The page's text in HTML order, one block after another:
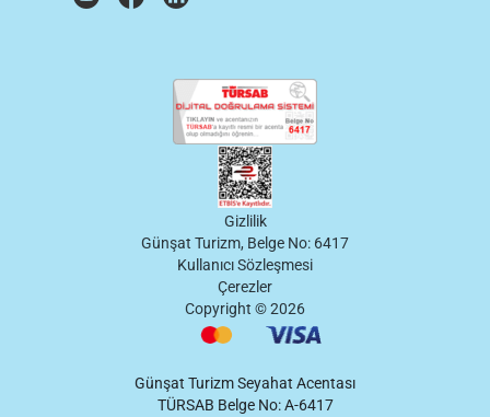
Gizlilik
Günşat Turizm, Belge No: 6417
Kullanıcı Sözleşmesi
Çerezler
Copyright ©2026
Günşat Turizm Seyahat Acentası
TÜRSAB Belge No: A-6417